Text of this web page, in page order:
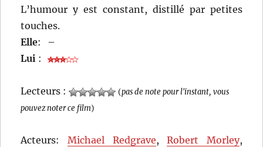
L’humour y est constant, distillé par petites
touches.
Elle:
–
Lui :
Lecteurs : (pas de note pour l'instant, vous
pouvez noter ce film)
Acteurs: Michael Redgrave,Robert Morley,